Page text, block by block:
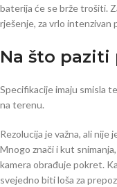
baterija će se brže trošiti.
rješenje, za vrlo intenzivan
Na što
Specifikacije imaju smisla
na terenu.
Rezolucija je važna, ali
Mnogo znači i kut
kamera obrađuje pokret.
svejedno biti loša za